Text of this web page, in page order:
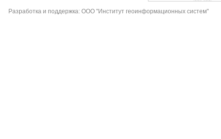
Разработка и поддержка: ООО "Институт геоинформационных систем"